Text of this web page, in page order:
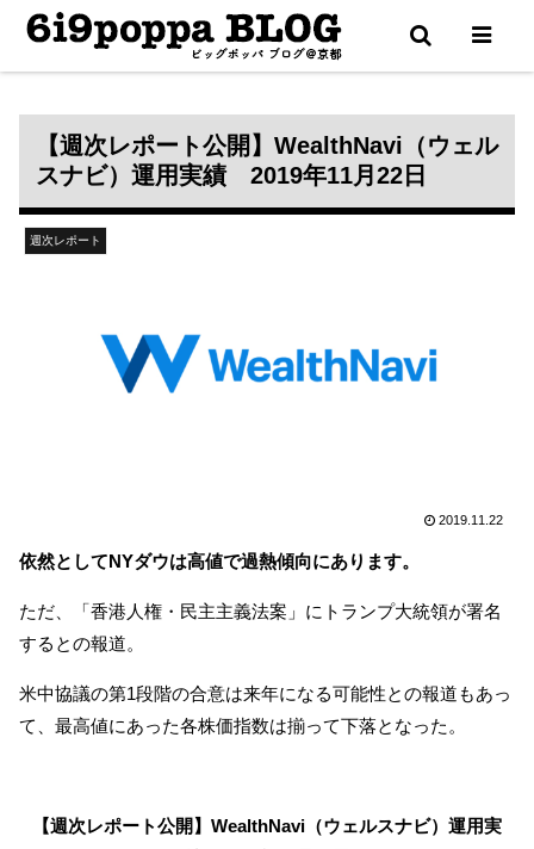
更新通知は X（Twitter） で配信中
【週次レポート公開】WealthNavi（ウェル
スナビ）運用実績 2019年11月22日
週次レポート
2019.11.22
依然としてNYダウは高値で過熱傾向にあります。
ただ、「香港人権・民主主義法案」にトランプ大統領が署名
するとの報道。
米中協議の第1段階の合意は来年になる可能性との報道もあっ
て、最高値にあった各株価指数は揃って下落となった。
【週次レポート公開】WealthNavi（ウェルスナビ）運用実